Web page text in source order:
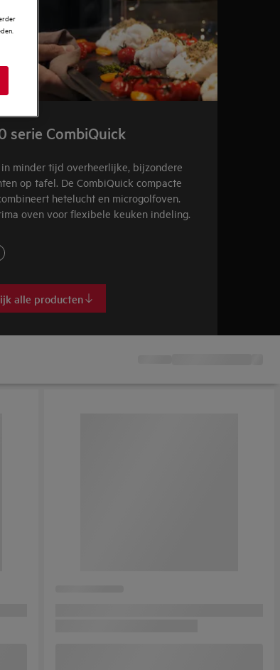
serie CombiQuick
minder tijd overheerlijke, bijzondere
op tafel. De CombiQuick compacte
hetelucht en microgolfoven.
oven voor flexibele keuken indeling.
alle producten